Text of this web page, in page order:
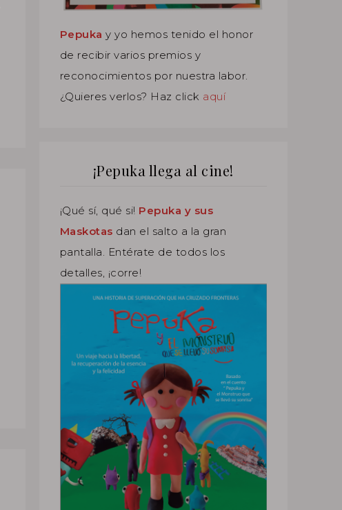
Pepuka y yo hemos tenido el honor
de recibir varios premios y
reconocimientos por nuestra labor.
¿Quieres verlos? Haz click aquí
¡Pepuka llega al cine!
¡Qué sí, qué si! Pepuka y sus
Maskotas dan el salto a la gran
pantalla. Entérate de todos los
detalles, ¡corre!